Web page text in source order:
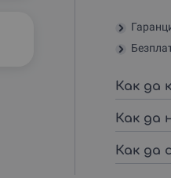
Как да
Как да
Как да